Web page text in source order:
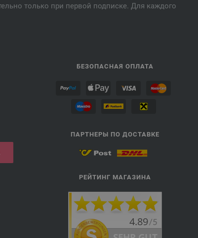
только при первой подписке. Для каждого
БЕЗОПАСНАЯ ОПЛАТА
ПАРТНЕРЫ ПО ДОСТАВКЕ
РЕЙТИНГ МАГАЗИНА